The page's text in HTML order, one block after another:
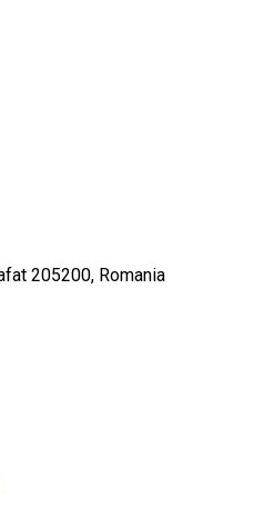
205200, Romania